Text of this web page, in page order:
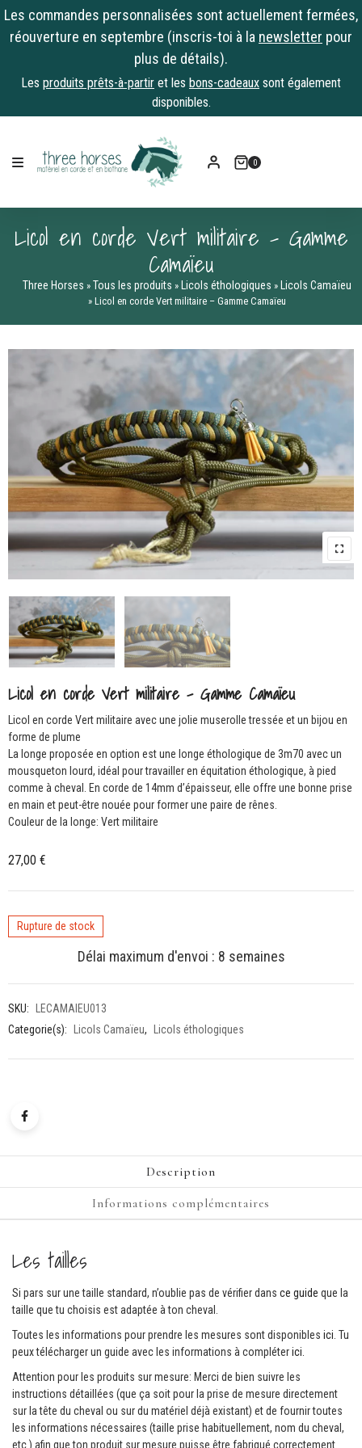
Les commandes personnalisées sont actuellement fermées,
réouverture en septembre (inscris-toi à la newsletter pour
plus de détails).
Les produits prêts-à-partir et les bons-cadeaux sont également
disponibles.
content
0
Licol en corde Vert militaire – Gamme
Camaïeu
Three Horses » Tous les produits » Licols éthologiques » Licols Camaïeu
» Licol en corde Vert militaire – Gamme Camaïeu
Licol en corde Vert militaire – Gamme Camaïeu
Licol en corde Vert militaire avec une jolie muserolle tressée et un bijou en
forme de plume
La longe proposée en option est une longe éthologique de 3m70 avec un
mousqueton lourd, idéal pour travailler en équitation éthologique, à pied
comme à cheval. En corde de 14mm d’épaisseur, elle offre une bonne prise
en main et peut-être nouée pour former une paire de rênes.
Couleur de la longe: Vert militaire
27,00 €
Rupture de stock
Délai maximum d'envoi : 8 semaines
SKU:
LECAMAIEU013
Categorie(s):
Licols Camaïeu, Licols éthologiques
Description
Informations complémentaires
Les tailles
Si pars sur une taille standard, n’oublie pas de vérifier dans ce guide que la
taille que tu choisis est adaptée à ton cheval.
Toutes les informations pour prendre les mesures sont disponibles ici . Tu
peux télécharger un guide avec les informations à compléterici.
Attention pour les produits sur mesure: Merci de bien suivre les
instructions détaillées (que ça soit pour la prise de mesure directement
sur la tête du cheval ou sur du matériel déjà existant) et de fournir toutes
les informations nécessaires (taille prise habituellement, nom du cheval,
etc.) afin que ton produit sur mesure puisse être fabriqué correctement.